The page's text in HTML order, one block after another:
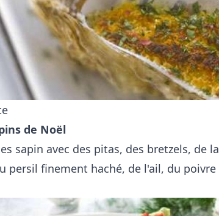
de Noël
sapin avec des pitas, des bretzels, de
persil finement haché, de l'ail, du